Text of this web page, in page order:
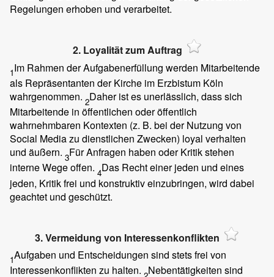
Regelungen erhoben und verarbeitet.
2. Loyalität zum Auftrag
1Im Rahmen der Aufgabenerfüllung werden Mitarbeitende
als Repräsentanten der Kirche im Erzbistum Köln
wahrgenommen. 2Daher ist es unerlässlich, dass sich
Mitarbeitende in öffentlichen oder öffentlich
wahrnehmbaren Kontexten (z. B. bei der Nutzung von
Social Media zu dienstlichen Zwecken) loyal verhalten
und äußern. 3Für Anfragen haben oder Kritik stehen
interne Wege offen. 4Das Recht einer jeden und eines
jeden, Kritik frei und konstruktiv einzubringen, wird dabei
geachtet und geschützt.
3. Vermeidung von Interessenkonflikten
1Aufgaben und Entscheidungen sind stets frei von
Interessenkonflikten zu halten. Nebentätigkeiten sind